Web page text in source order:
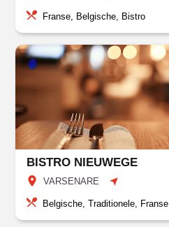
Franse, Belgische, Bistro
BISTRO NIEUWEGE
VARSENARE
Belgische, Traditionele, Franse